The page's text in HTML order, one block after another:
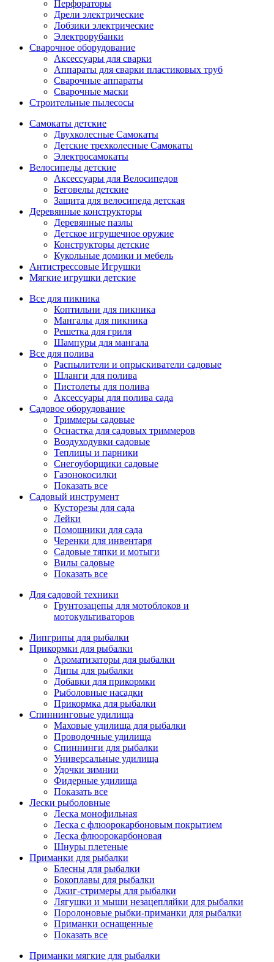
Перфораторы
Дрели электрические
Лобзики электрические
Электрорубанки
Сварочное оборудование
Аксессуары для сварки
Аппараты для сварки пластиковых труб
Сварочные аппараты
Сварочные маски
Строительные пылесосы
Самокаты детские
Двухколесные Cамокаты
Детские трехколесные Самокаты
Электросамокаты
Велосипеды детские
Аксессуары для Велосипедов
Беговелы детские
Защита для велосипеда детская
Деревянные конструкторы
Деревянные пазлы
Детское игрушечное оружие
Конструкторы детские
Кукольные домики и мебель
Антистрессовые Игрушки
Мягкие игрушки детские
Все для пикника
Коптильни для пикника
Мангалы для пикника
Решетка для гриля
Шампуры для мангала
Все для полива
Распылители и опрыскиватели садовые
Шланги для полива
Пистолеты для полива
Аксессуары для полива сада
Садовое оборудование
Триммеры садовые
Оснастка для садовых триммеров
Воздуходувки садовые
Теплицы и парники
Снегоуборщики садовые
Газонокосилки
Показать все
Садовый инструмент
Кусторезы для сада
Лейки
Помощники для сада
Черенки для инвентаря
Садовые тяпки и мотыги
Вилы садовые
Показать все
Для садовой техники
Грунтозацепы для мотоблоков и
мотокультиваторов
Липгрипы для рыбалки
Прикормки для рыбалки
Ароматизаторы для рыбалки
Дипы для рыбалки
Добавки для прикормки
Рыболовные насадки
Прикормка для рыбалки
Спиннинговые удилища
Маховые удилища для рыбалки
Проводочные удилища
Спиннинги для рыбалки
Универсальные удилища
Удочки зимнии
Фидерные удилища
Показать все
Лески рыболовные
Леска монофильная
Леска с флюорокарбоновым покрытием
Леска флюорокарбоновая
Шнуры плетеные
Приманки для рыбалки
Блесны для рыбалки
Бокоплавы для рыбалки
Джиг-стримеры для рыбалки
Лягушки и мыши незацепляйки для рыбалки
Поролоновые рыбки-приманки для рыбалки
Приманки оснащенные
Показать все
Приманки мягкие для рыбалки